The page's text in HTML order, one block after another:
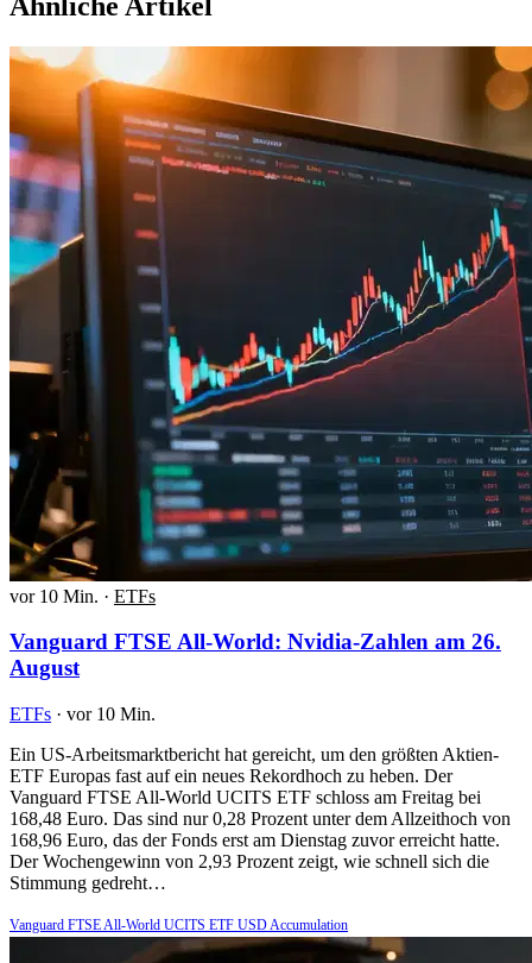
vor 10 Min. · ETFs
Vanguard FTSE All-World: Nvidia-Zahlen am 26.
August
ETFs · vor 10 Min.
Ein US-Arbeitsmarktbericht hat gereicht, um den größten Aktien-
ETF Europas fast auf ein neues Rekordhoch zu heben. Der
Vanguard FTSE All-World UCITS ETF schloss am Freitag bei
168,48 Euro. Das sind nur 0,28 Prozent unter dem Allzeithoch von
168,96 Euro, das der Fonds erst am Dienstag zuvor erreicht hatte.
Der Wochengewinn von 2,93 Prozent zeigt, wie schnell sich die
Stimmung gedreht…
Vanguard FTSE All-World UCITS ETF USD Accumulation